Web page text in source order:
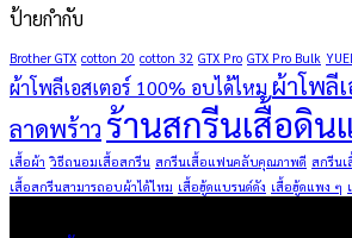
ป้ายกำกับ
Brother GTX cotton 20 cotton 32 GTX Pro GTX Pro Bulk
ผ้าโพลีเอสเตอร์ 100% อบได้ไหม ผ้าโพลี
ลาดพร้าว ร้านสกรีนเสื้อดิน
เสื้อผ้า วิธีถนอมเสื้อสกรีน สกรีนเสื้อแฟนคลับคุณภาพดี สกรีน
เสื้อสกรีนสามารถอบผ้าได้ไหม เสื้อฮู้ดแบรนด์ดัง เสื้อฮู้ดแพง ๆ